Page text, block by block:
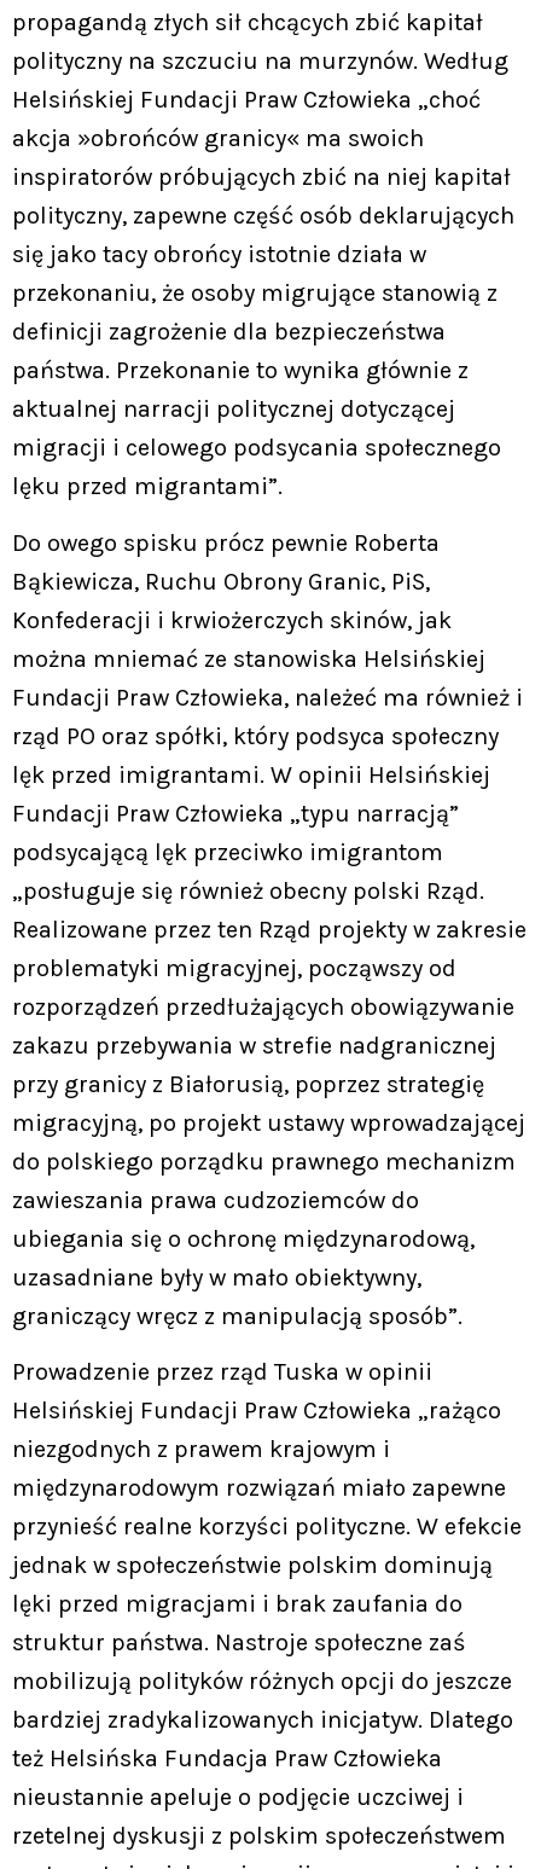
propagandą złych sił chcących zbić kapitał
polityczny na szczuciu na murzynów. Według
Helsińskiej Fundacji Praw Człowieka „choć
akcja »obrońców granicy« ma swoich
inspiratorów próbujących zbić na niej kapitał
polityczny, zapewne część osób deklarujących
się jako tacy obrońcy istotnie działa w
przekonaniu, że osoby migrujące stanowią z
definicji zagrożenie dla bezpieczeństwa
państwa. Przekonanie to wynika głównie z
aktualnej narracji politycznej dotyczącej
migracji i celowego podsycania społecznego
lęku przed migrantami”.
Do owego spisku prócz pewnie Roberta
Bąkiewicza, Ruchu Obrony Granic, PiS,
Konfederacji i krwiożerczych skinów, jak
można mniemać ze stanowiska Helsińskiej
Fundacji Praw Człowieka, należeć ma również i
rząd PO oraz spółki, który podsyca społeczny
lęk przed imigrantami. W opinii Helsińskiej
Fundacji Praw Człowieka „typu narracją”
podsycającą lęk przeciwko imigrantom
„posługuje się również obecny polski Rząd.
Realizowane przez ten Rząd projekty w zakresie
problematyki migracyjnej, począwszy od
rozporządzeń przedłużających obowiązywanie
zakazu przebywania w strefie nadgranicznej
przy granicy z Białorusią, poprzez strategię
migracyjną, po projekt ustawy wprowadzającej
do polskiego porządku prawnego mechanizm
zawieszania prawa cudzoziemców do
ubiegania się o ochronę międzynarodową,
uzasadniane były w mało obiektywny,
graniczący wręcz z manipulacją sposób”.
Prowadzenie przez rząd Tuska w opinii
Helsińskiej Fundacji Praw Człowieka „rażąco
niezgodnych z prawem krajowym i
międzynarodowym rozwiązań miało zapewne
przynieść realne korzyści polityczne. W efekcie
jednak w społeczeństwie polskim dominują
lęki przed migracjami i brak zaufania do
struktur państwa. Nastroje społeczne zaś
mobilizują polityków różnych opcji do jeszcze
bardziej zradykalizowanych inicjatyw. Dlatego
też Helsińska Fundacja Praw Człowieka
nieustannie apeluje o podjęcie uczciwej i
rzetelnej dyskusji z polskim społeczeństwem